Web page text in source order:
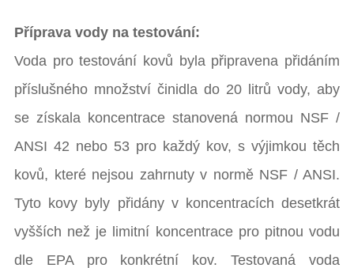
Příprava vody na testování:
Voda pro testování kovů byla připravena přidáním
příslušného množství činidla do 20 litrů vody, aby
se získala koncentrace stanovená normou NSF /
ANSI 42 nebo 53 pro každý kov, s výjimkou těch
kovů, které nejsou zahrnuty v normě NSF / ANSI.
Tyto kovy byly přidány v koncentracích desetkrát
vyšších než je limitní koncentrace pro pitnou vodu
dle EPA pro konkrétní kov. Testovaná voda